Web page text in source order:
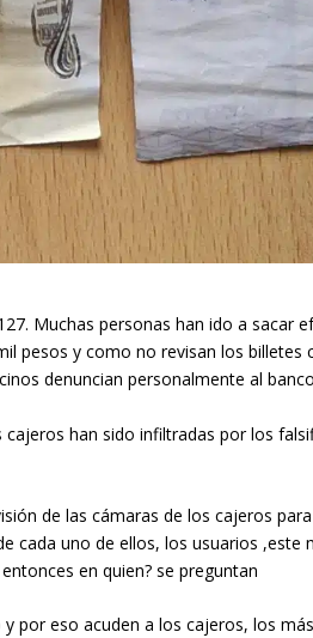
Muchas personas han ido a sacar
pesos y como no revisan los billetes
denuncian personalmente al
han sido infiltradas por los
de las cámaras de los cajeros
cada uno de ellos, los usuarios ,este
en quien? se preguntan
por eso acuden a los cajeros, los